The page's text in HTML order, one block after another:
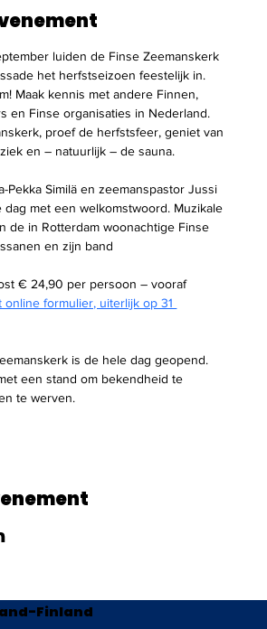
luiden de Finse Zeemanskerk
het herfstseizoen feestelijk in.
Maak kennis met andere Finnen,
en Finse organisaties in Nederland.
proef de herfstsfeer, geniet van
en – natuurlijk – de sauna.
Pekka Similä en zeemanspastor Jussi
dag met een welkomstwoord. Muzikale
de in Rotterdam woonachtige Finse
en zijn band
€ 24,90 per persoon – vooraf
online formulier, uiterlijk op 31
is de hele dag geopend.
een stand om bekendheid te
te werven.
Finland